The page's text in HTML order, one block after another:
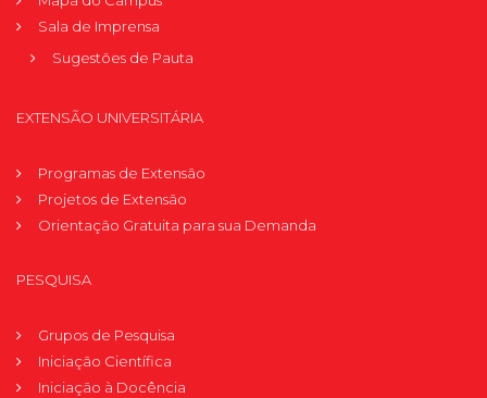
Sala de Imprensa
Sugestões de Pauta
EXTENSÃO UNIVERSITÁRIA
Programas de Extensão
Projetos de Extensão
Orientação Gratuita para sua Demanda
PESQUISA
Grupos de Pesquisa
Iniciação Científica
Iniciação à Docência